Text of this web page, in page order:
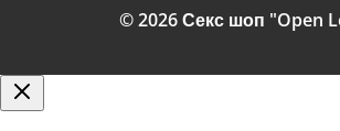
© 2026 Секс шоп "Open